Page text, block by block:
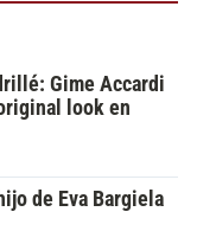
Gime Accardi
look en
de Eva Bargiela